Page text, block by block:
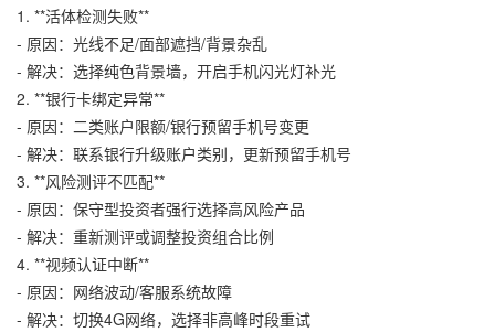
1. **活体检测失败**
- 原因：光线不足/面部遮挡/背景杂乱
- 解决：选择纯色背景墙，开启手机闪光灯补光
2. **银行卡绑定异常**
- 原因：二类账户限额/银行预留手机号变更
- 解决：联系银行升级账户类别，更新预留手机号
3. **风险测评不匹配**
- 原因：保守型投资者强行选择高风险产品
- 解决：重新测评或调整投资组合比例
4. **视频认证中断**
- 原因：网络波动/客服系统故障
- 解决：切换4G网络，选择非高峰时段重试